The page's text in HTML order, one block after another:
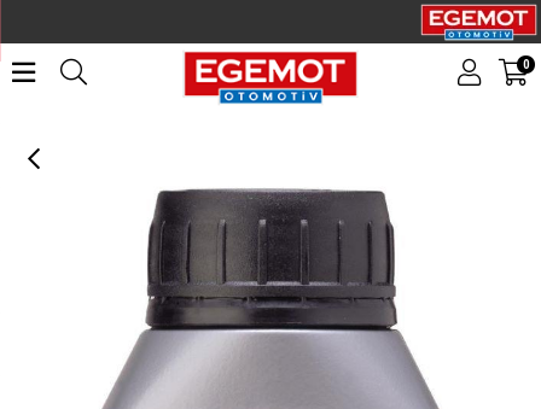
0
LIQUI MOLY Yarış Tipi Fren Hidroliği 500 ml (21172)